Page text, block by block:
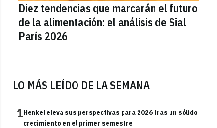
LO MÁS LEÍDO DE LA SEMANA
1Henkel eleva sus perspectivas para 2026 tras un sólido
crecimiento en el primer semestre
Diez tendencias que marcarán el futuro
de la alimentación: el análisis de Sial
París 2026